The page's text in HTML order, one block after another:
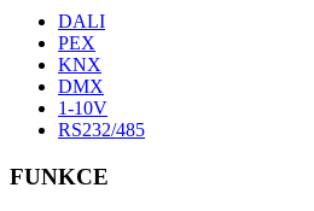
DALI
PEX
KNX
DMX
1-10V
RS232/485
FUNKCE